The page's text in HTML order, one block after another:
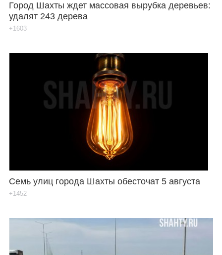
Город Шахты ждет массовая вырубка деревьев:
удалят 243 дерева
+1603
Семь улиц города Шахты обесточат 5 августа
+1452